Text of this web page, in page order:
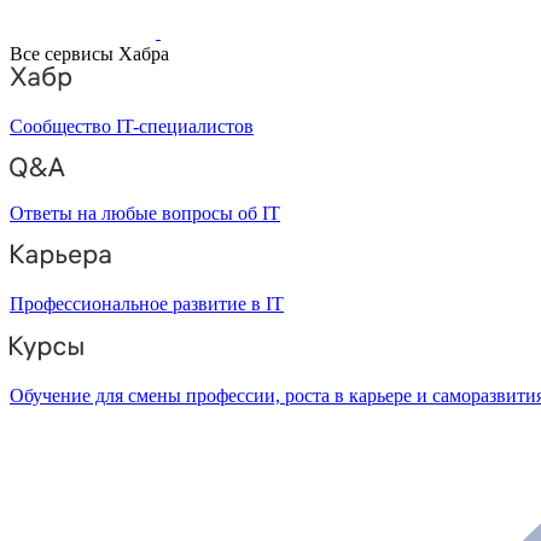
Все сервисы Хабра
Сообщество IT-специалистов
Ответы на любые вопросы об IT
Профессиональное развитие в IT
Обучение для смены профессии, роста в карьере и